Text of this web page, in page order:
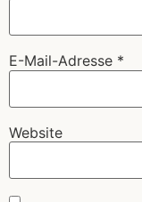
E-Mail-Adresse *
Website